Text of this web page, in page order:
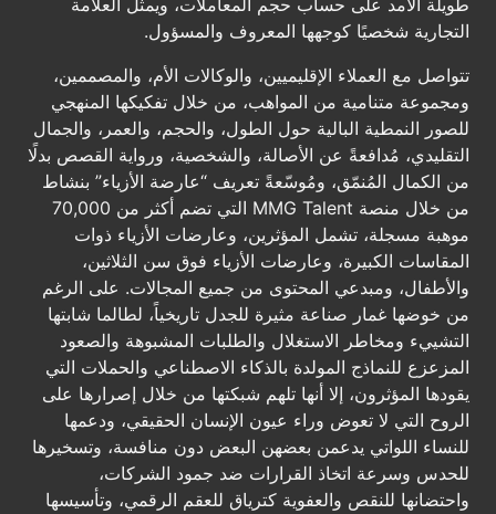
طويلة الأمد على حساب حجم المعاملات، ويمثل العلامة
التجارية شخصيًا كوجهها المعروف والمسؤول.
تتواصل مع العملاء الإقليميين، والوكالات الأم، والمصممين،
ومجموعة متنامية من المواهب، من خلال تفكيكها المنهجي
للصور النمطية البالية حول الطول، والحجم، والعمر، والجمال
التقليدي، مُدافعةً عن الأصالة، والشخصية، ورواية القصص بدلًا
من الكمال المُنمّق، ومُوسّعةً تعريف “عارضة الأزياء” بنشاط
من خلال منصة MMG Talent التي تضم أكثر من 70,000
موهبة مسجلة، تشمل المؤثرين، وعارضات الأزياء ذوات
المقاسات الكبيرة، وعارضات الأزياء فوق سن الثلاثين،
والأطفال، ومبدعي المحتوى من جميع المجالات. على الرغم
من خوضها غمار صناعة مثيرة للجدل تاريخياً، لطالما شابتها
التشييء ومخاطر الاستغلال والطلبات المشبوهة والصعود
المزعزع للنماذج المولدة بالذكاء الاصطناعي والحملات التي
يقودها المؤثرون، إلا أنها تلهم شبكتها من خلال إصرارها على
الروح التي لا تعوض وراء عيون الإنسان الحقيقي، ودعمها
للنساء اللواتي يدعمن بعضهن البعض دون منافسة، وتسخيرها
للحدس وسرعة اتخاذ القرارات ضد جمود الشركات،
واحتضانها للنقص والعفوية كترياق للعقم الرقمي، وتأسيسها